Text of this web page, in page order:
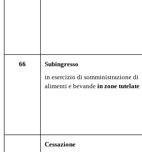
66
Subingresso
in esercizio di somministrazione di
alimenti e bevande in zone tutelate
Cessazione